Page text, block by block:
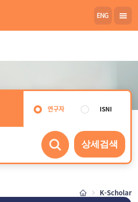
연구자 ISNI
상세검색
K-Scholar